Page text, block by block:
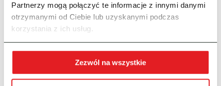
Partnerzy mogą połączyć te informacje z innymi danymi
otrzymanymi od Ciebie lub uzyskanymi podczas
korzystania z ich usług.
Zezwól na wszystkie
Jaki program do fakturowania wybrać? Sprawdź, jak
znaleźć najlepsze oprogramowanie dla Twojej firmy Co
znajdziesz w tym artykule: Wstęp Dlaczego warto
zainwestować w dobry program do fakturowania? Na co